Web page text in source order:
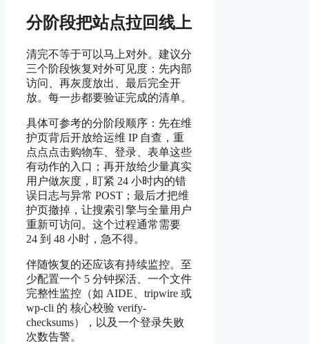
分阶段把站点拉回线上
清完不等于可以马上对外。建议分
三个阶段恢复对外可见度：先内部
访问、再灰度放出、最后完全开
放。每一步都要验证完成的清单。
具体可参考的分阶段顺序：先在维
护页背后开放给运维 IP 自查，重
点点点击购物车、登录、表单这些
有动作的入口；再开放给少量真实
用户做灰度，盯紧 24 小时内的错
误日志与异常 POST；最后才把维
护页撤掉，让搜索引擎与全量用户
重新可访问。这个过程通常需要
24 到 48 小时，急不得。
伴随恢复的还应该有持续监控。至
少配置一个 5 分钟探活、一个文件
完整性监控（如 AIDE、tripwire 或
wp-cli 的 核心校验 verify-
checksums），以及一个登录失败
次数告警。